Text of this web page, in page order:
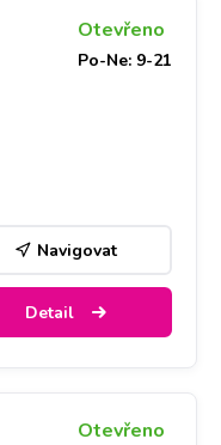
Otevřeno
Po-Ne: 9-21
Navigovat
Detail
Otevřeno